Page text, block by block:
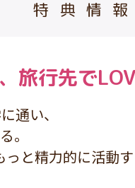
特典情報
旅行先で
通い、
。
と精力的に活動